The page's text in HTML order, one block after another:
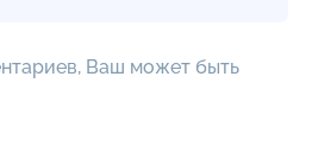
Ваш может быть